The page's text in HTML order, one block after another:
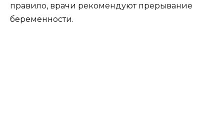
правило, врачи рекомендуют прерывание
беременности.